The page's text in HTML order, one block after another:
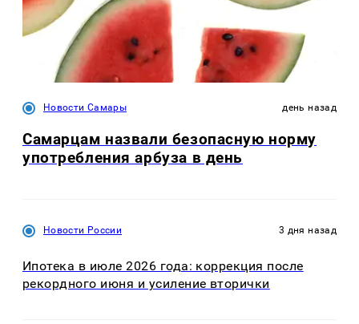
Новости Самары день назад
Самарцам назвали безопасную норму
употребления арбуза в день
Новости России 3 дня назад
Ипотека в июле 2026 года: коррекция после
рекордного июня и усиление вторички